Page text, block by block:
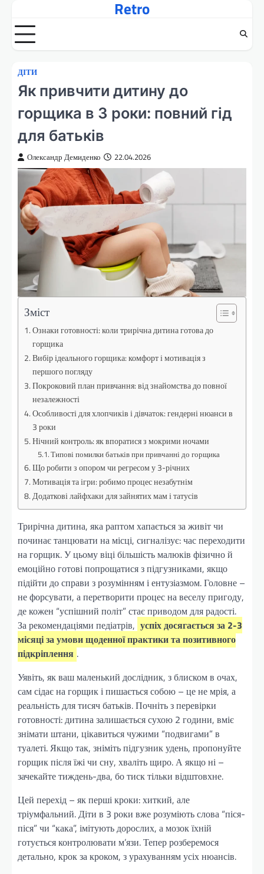
вмісту
Retro
ДІТИ
Як привчити дитину до
горщика в 3 роки: повний гід
для батьків
Олександр Демиденко 22.04.2026
Зміст
Ознаки готовності: коли трирічна дитина готова до
горщика
Вибір ідеального горщика: комфорт і мотивація з
першого погляду
Покроковий план привчання: від знайомства до повної
незалежності
Особливості для хлопчиків і дівчаток: гендерні нюанси в
3 роки
Нічний контроль: як впоратися з мокрими ночами
Типові помилки батьків при привчанні до горщика
Що робити з опором чи регресом у 3-річних
Мотивація та ігри: робимо процес незабутнім
Додаткові лайфхаки для зайнятих мам і татусів
Трирічна дитина, яка раптом хапається за живіт чи
починає танцювати на місці, сигналізує: час переходити
на горщик. У цьому віці більшість малюків фізично й
емоційно готові попрощатися з підгузниками, якщо
підійти до справи з розумінням і ентузіазмом. Головне –
не форсувати, а перетворити процес на веселу пригоду,
де кожен “успішний політ” стає приводом для радості.
За рекомендаціями педіатрів, успіх досягається за 2-3
місяці за умови щоденної практики та позитивного
підкріплення .
Уявіть, як ваш маленький дослідник, з блиском в очах,
сам сідає на горщик і пишається собою – це не мрія, а
реальність для тисяч батьків. Почніть з перевірки
готовності: дитина залишається сухою 2 години, вміє
знімати штани, цікавиться чужими “подвигами” в
туалеті. Якщо так, зніміть підгузник удень, пропонуйте
горщик після їжі чи сну, хваліть щиро. А якщо ні –
зачекайте тиждень-два, бо тиск тільки відштовхне.
Цей перехід – як перші кроки: хиткий, але
тріумфальний. Діти в 3 роки вже розуміють слова “піся-
піся” чи “кака”, імітують дорослих, а мозок їхній
готується контролювати м’язи. Тепер розберемося
детально, крок за кроком, з урахуванням усіх нюансів.